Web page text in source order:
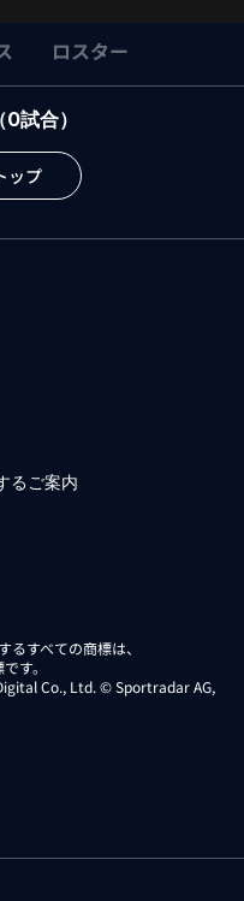
ロスター
（0試合）
ップ
るご案内
すべての商標は、
す。
Co., Ltd. © Sportradar AG,